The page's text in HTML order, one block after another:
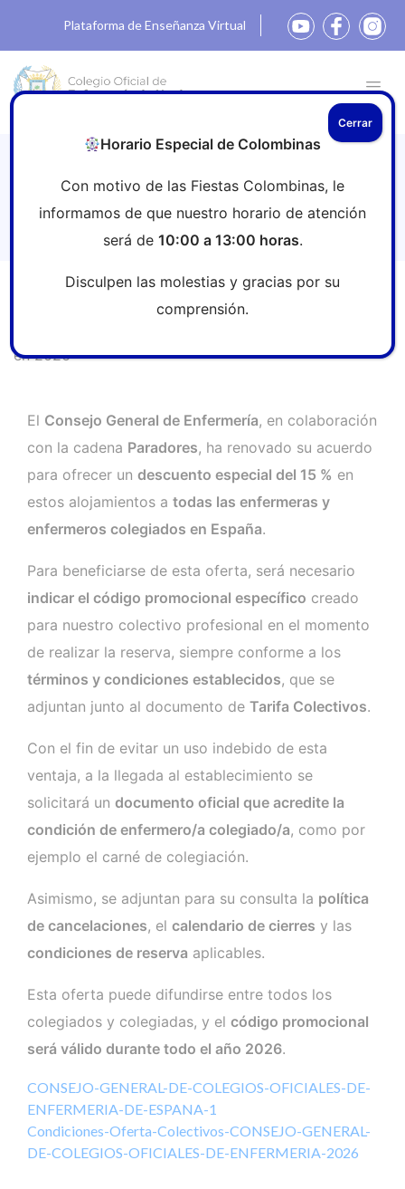
Plataforma de Enseñanza Virtual
Paradores para enfermeras y
enfermeros colegiados en 2026
Descuento especial del 15 % en
en 2026
El Consejo General de Enfermería, en colaboración
con la cadena Paradores, ha renovado su acuerdo
para ofrecer un descuento especial del 15 % en
estos alojamientos a todas las enfermeras y
enfermeros colegiados en España.
Para beneficiarse de esta oferta, será necesario
indicar el código promocional específico creado
para nuestro colectivo profesional en el momento
de realizar la reserva, siempre conforme a los
términos y condiciones establecidos, que se
adjuntan junto al documento de Tarifa Colectivos.
Con el fin de evitar un uso indebido de esta
ventaja, a la llegada al establecimiento se
solicitará un documento oficial que acredite la
condición de enfermero/a colegiado/a, como por
ejemplo el carné de colegiación.
Asimismo, se adjuntan para su consulta la política
de cancelaciones, el calendario de cierres y las
condiciones de reserva aplicables.
Esta oferta puede difundirse entre todos los
colegiados y colegiadas, y el código promocional
será válido durante todo el año 2026.
CONSEJO-GENERAL-DE-COLEGIOS-OFICIALES-DE-
ENFERMERIA-DE-ESPANA-1
Condiciones-Oferta-Colectivos-CONSEJO-GENERAL-
DE-COLEGIOS-OFICIALES-DE-ENFERMERIA-2026
Horario Especial de Colombinas
Con motivo de las Fiestas Colombinas, le
informamos de que nuestro horario de atención
será de 10:00 a 13:00 horas.
Disculpen las molestias y gracias por su
comprensión.
Cerrar